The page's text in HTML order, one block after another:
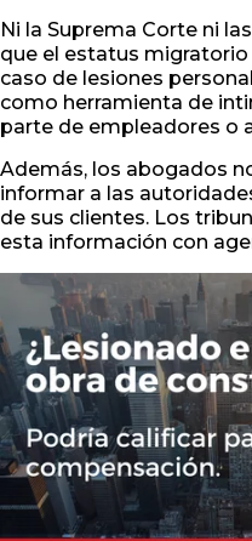
Ni la Suprema Corte ni
que el estatus migratorio
caso de lesiones
como herramienta de
parte de empleadores o
Además, los abogados
informar a las
de sus clientes. Los
esta información con